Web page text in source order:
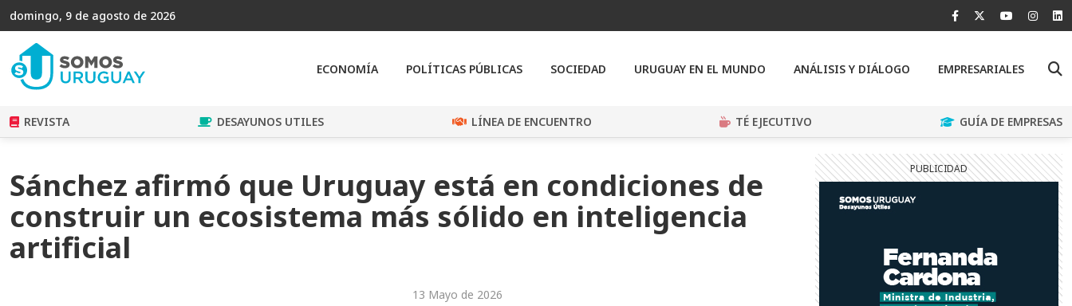
domingo, 9 de agosto de 2026
ECONOMÍA POLÍTICAS PÚBLICAS SOCIEDAD URUGUAY EN EL MUNDO ANÁLISIS Y DIÁLOGO EMPRESARIALES
REVISTA DESAYUNOS UTILES LÍNEA DE ENCUENTRO TÉ EJECUTIVO GUÍA DE EMPRESAS
Sánchez afirmó que Uruguay está en condiciones de
construir un ecosistema más sólido en inteligencia
artificial
13 Mayo de 2026